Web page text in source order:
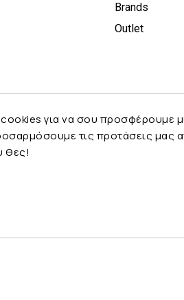
Brands
Outlet
για να σου προσφέρουμε
τις προτάσεις μας
θες!